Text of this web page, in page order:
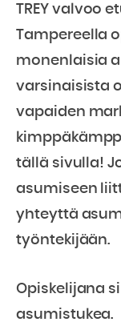
TREY valvoo
Tampereella
monenlaisia
varsinaisista
vapaiden
tällä sivulla!
asumiseen
yhteyttä
työntekijään.
Opiskelijana
asumistukea.